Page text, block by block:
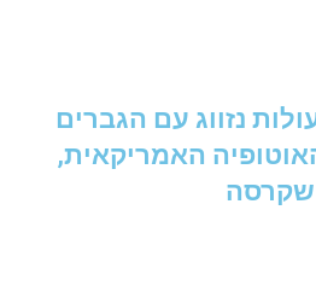
נזווג עם הגברים
האמריקאית,
שקרסה